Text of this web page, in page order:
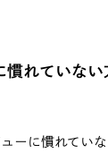
慣れていな
ーに慣れてい